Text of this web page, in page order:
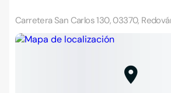
Carretera San Carlos 130, 03370,